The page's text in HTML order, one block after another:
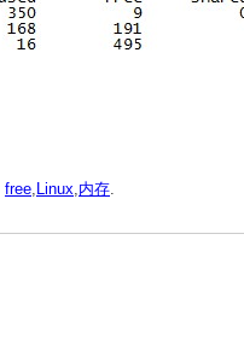
free, Linux,内存.